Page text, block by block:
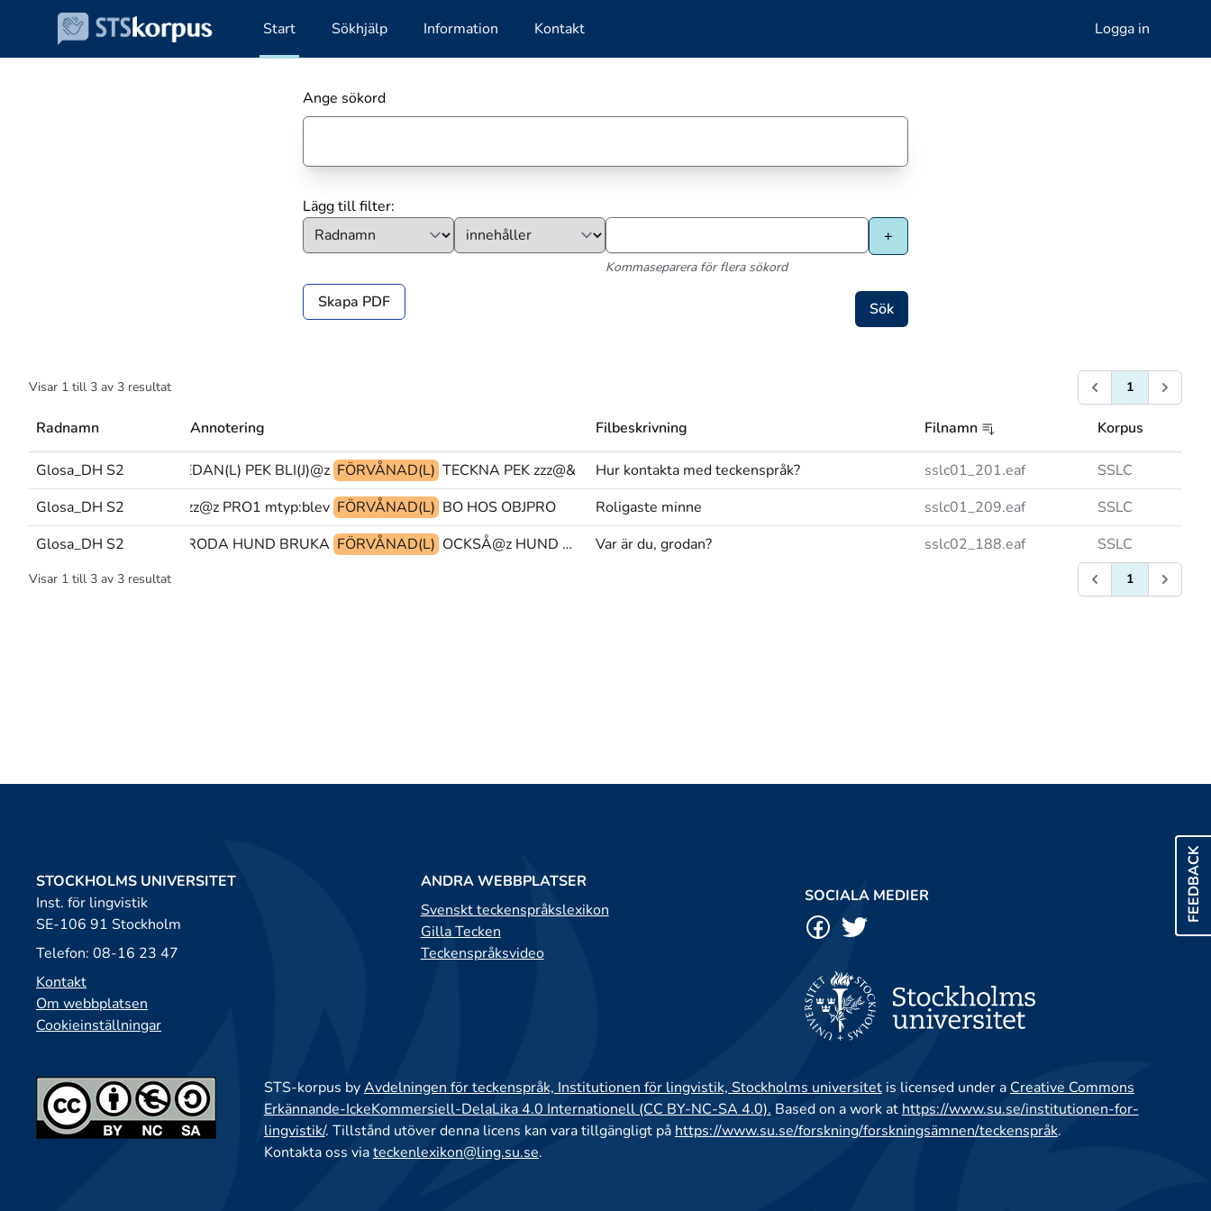
Start Sökhjälp Information Kontakt Logga in
Ange sökord
Lägg till filter:
Kommaseparera för flera sökord
Skapa PDF
Visar 1 till 3 av 3 resultat 1
Radnamn Annotering Filbeskrivning Filnamn Korpus
Glosa_DH S2 SEDAN(L) PEK BLI(J)@z FÖRVÅNAD(L) TECKNA PEK zzz@& Hur kontakta med teckenspråk? sslc01_201.eaf
SSLC
Glosa_DH S2
zzz@z PRO1 mtyp:blev FÖRVÅNAD(L) BO HOS OBJPRO Roligaste minne sslc01_209.eaf
SSLC
Glosa_DH S2
GRODA HUND BRUKA FÖRVÅNAD(L) OCKSÅ@z HUND HOPPA Var är du, grodan? sslc02_188.eaf SSLC
Visar 1 till 3 av 3 resultat 1
FEEDBACK
STOCKHOLMS UNIVERSITET
Inst. för lingvistik
SE-106 91 Stockholm
Telefon: 08-16 23 47
Kontakt
Om webbplatsen
Cookieinställningar
ANDRA WEBBPLATSER
Svenskt teckenspråkslexikon
Gilla Tecken
Teckenspråksvideo
SOCIALA MEDIER
STS-korpus byAvdelningen för teckenspråk, Institutionen för lingvistik, Stockholms universitetis licensed under a Creative Commons
Erkännande-IckeKommersiell-DelaLika 4.0 Internationell (CC BY-NC-SA 4.0). Based on a work at https://www.su.se/institutionen-for-
lingvistik/. Tillstånd utöver denna licens kan vara tillgängligt på https://www.su.se/forskning/forskningsämnen/teckenspråk.
Kontakta oss viateckenlexikon@ling.su.se.